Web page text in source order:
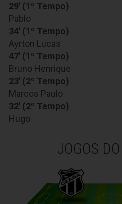
29' (1º Tempo)
Pablo
34' (1º Tempo)
Ayrton Lucas
47' (1º Tempo)
Bruno Henrique
23' (2º Tempo)
Marcos Paulo
32' (2º Tempo)
Hugo
JOGOS DO